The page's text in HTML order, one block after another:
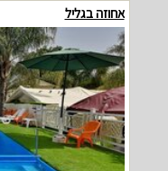
אחוזה בגליל